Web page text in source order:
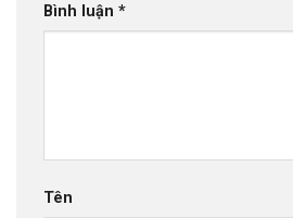
Bình luận *
Tên